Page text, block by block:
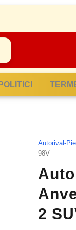
POLITICI
Autorival-
98V
2